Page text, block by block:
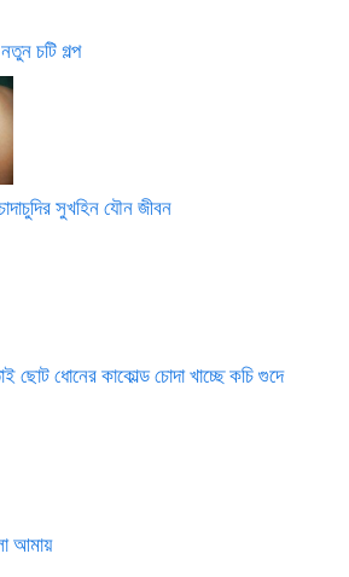
চটি গল্প
সুখহিন যৌন জীবন
ছোট ধোনের কাকোল্ড চোদা খাচ্ছে কচি গুদে
আমায়